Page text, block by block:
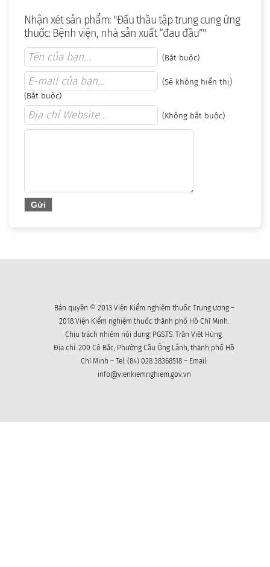
Nhận xét sản phẩm: "Đấu thầu tập trung cung ứng
thuốc: Bệnh viện, nhà sản xuất “đau đầu”"
(Bắt buộc)
(Sẽ không hiển thị)
(Bắt buộc)
(Không bắt buộc)
Bản quyền © 2013 Viện Kiểm nghiệm thuốc Trung ương –
2018 Viện Kiểm nghiệm thuốc thành phố Hồ Chí Minh.
Chịu trách nhiệm nội dung: PGS.TS. Trần Việt Hùng.
Địa chỉ: 200 Cô Bắc, Phường Cầu Ông Lãnh, thành phố Hồ
Chí Minh – Tel: (84) 028 38368518 – Email:
info@vienkiemnghiem.gov.vn